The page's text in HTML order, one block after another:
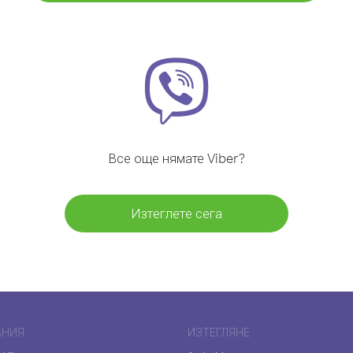
Все още нямате Viber?
Изтеглете сега
ИЗТЕГЛЯНЕ